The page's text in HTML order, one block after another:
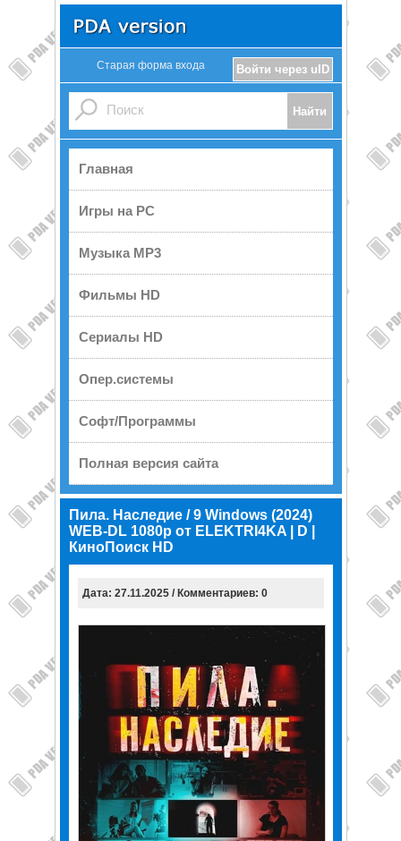
Войти через uID
Старая форма входа
Главная
Игры на PC
Музыка MP3
Фильмы HD
Сериалы HD
Опер.системы
Софт/Программы
Полная версия сайта
Пила. Наследие / 9 Windows (2024)
WEB-DL 1080p от ELEKTRI4KA | D |
КиноПоиск HD
Дата: 27.11.2025 / Комментариев: 0